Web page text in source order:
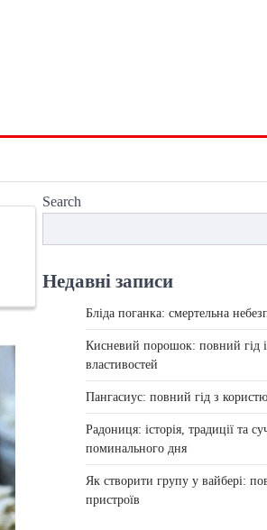
Search
Недавні записи
Бліда поганка: смертельна
Кисневий порошок: повний гід
властивостей
Пангасиус: повний гід з
Радониця: історія, традиції та
поминального дня
Як створити групу у вайбері:
пристроїв